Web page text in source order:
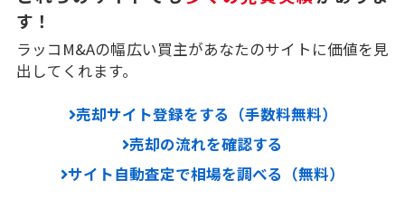
す！
ラッコM&Aの幅広い買主があなたのサイトに価値を見
出してくれます。
売却サイト登録をする（手数料無料）
売却の流れを確認する
サイト自動査定で相場を調べる（無料）